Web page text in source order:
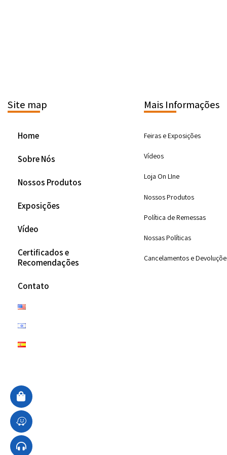
Site map
Home
Sobre Nós
Nossos Produtos
Exposições
Vídeo
Certificados e
Recomendações
Contato
Mais Informações
Feiras e Exposições
Vídeos
Loja On LIne
Nossos Produtos
Política de Remessas
Nossas Políticas
Cancelamentos e